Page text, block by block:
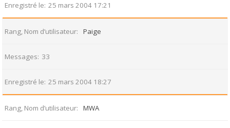
Enregistré le 25 mars 2004 17:21
Rang, Nom d’utilisateur Paige
Messages 33
Enregistré le 25 mars 2004 18:27
Rang, Nom d’utilisateur MWA